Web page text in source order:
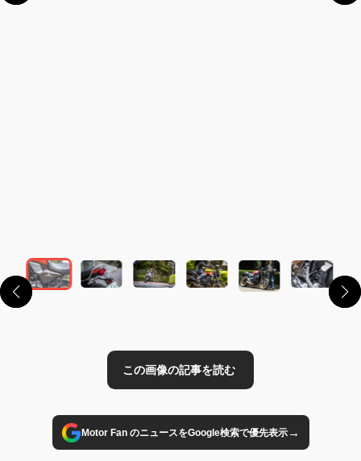
Motor Fan のニュースをGoogle検索で優先表示→